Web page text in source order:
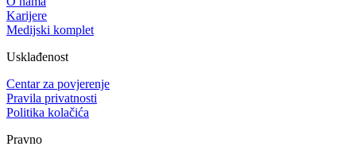
Karijere
Medijski komplet
Usklađenost
Centar za povjerenje
Pravila privatnosti
Politika kolačića
Pravno